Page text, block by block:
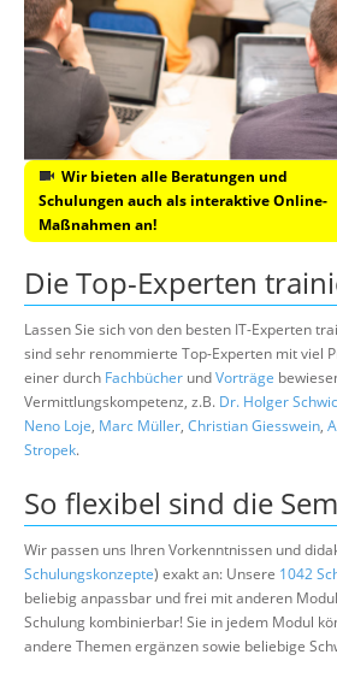
Wir bieten alle Beratungen und
Schulungen auch als interaktive Online-
Maßnahmen an!
Die Top-Experten
Lassen Sie sich von den besten IT-Experten
sind sehr renommierte Top-Experten mit viel
einer durch Fachbücher undVorträge
Vermittlungskompetenz, z.B. Dr. Holger
Neno Loje, Marc Müller, Christian Giesswein,
Stropek.
So flexibel sind die
Wir passen uns Ihren Vorkenntnissen und
Schulungskonzepte) exakt an: Unsere 1042
beliebig anpassbar und frei mit anderen
Schulung kombinierbar! Sie in jedem Modul
andere Themen ergänzen sowie beliebige